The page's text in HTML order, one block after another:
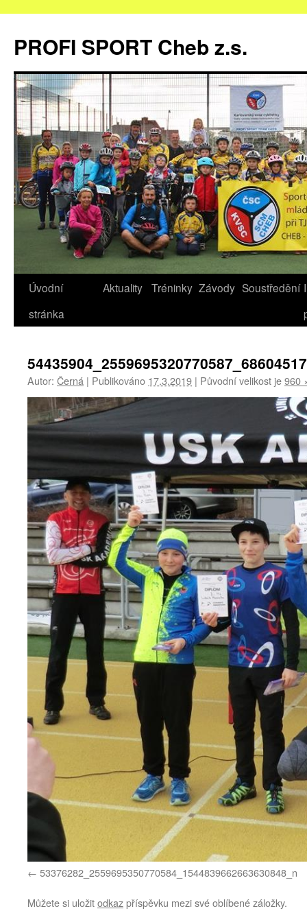
obsahu
webu
PROFI SPORT Cheb z.s.
Úvodní
stránka
Aktuality Tréninky Závody Soustředění
Autor: Černá | Publikováno 17.3.2019 | Původní velikost je960
53376282_2559695350770584_1544839662663630848_n
Můžete si uložitodkazpříspěvku mezi své oblíbené záložky.